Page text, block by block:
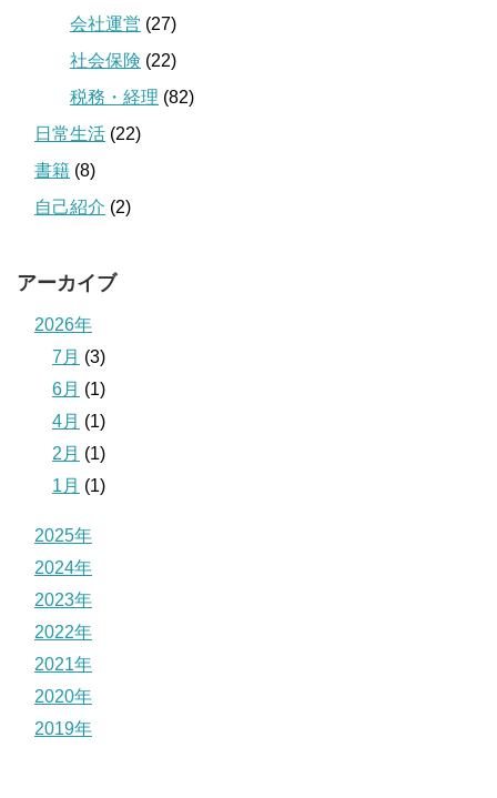
会社運営 (27)
社会保険 (22)
税務・経理 (82)
日常生活 (22)
書籍 (8)
自己紹介 (2)
アーカイブ
2026年
7月 (3)
6月 (1)
4月 (1)
2月 (1)
1月 (1)
2025年
2024年
2023年
2022年
2021年
2020年
2019年